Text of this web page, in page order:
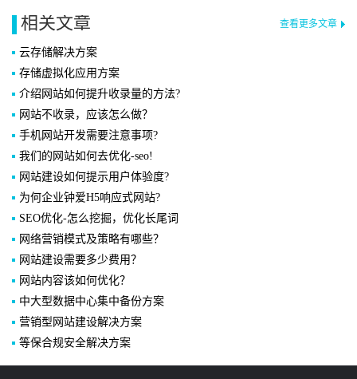
相关文章 查看更多文章
云存储解决方案
存储虚拟化应用方案
介绍网站如何提升收录量的方法?
网站不收录，应该怎么做？
手机网站开发需要注意事项?
我们的网站如何去优化-seo!
网站建设如何提示用户体验度?
为何企业钟爱H5响应式网站?
SEO优化-怎么挖掘，优化长尾词
网络营销模式及策略有哪些？
网站建设需要多少费用？
网站内容该如何优化？
中大型数据中心集中备份方案
营销型网站建设解决方案
等保合规安全解决方案